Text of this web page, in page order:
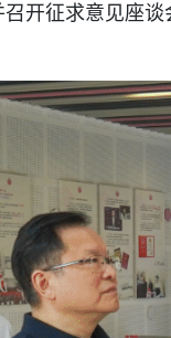
开征求意见座